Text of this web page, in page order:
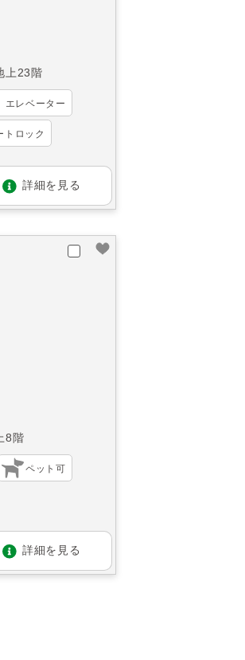
上23階
エレベーター
トロック
詳細を見る
8階
ペット可
詳細を見る